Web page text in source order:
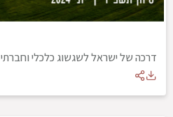
דרכה של ישראל לשגשוג כלכלי וחברתי